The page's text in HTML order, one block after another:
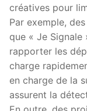
créatives pour
Par exemple,
que « Je
rapporter les
charge
en charge de la
assurent la